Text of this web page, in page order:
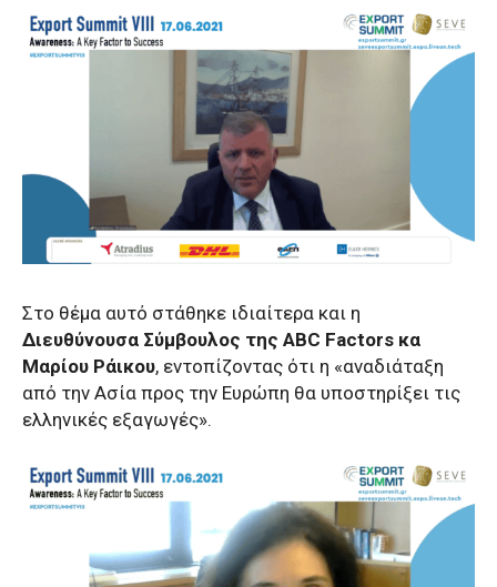
Στο θέμα αυτό στάθηκε ιδιαίτερα και η
Διευθύνουσα Σύμβουλος της ABC Factors κα
Μαρίου Ράικου, εντοπίζοντας ότι η «αναδιάταξη
από την Ασία προς την Ευρώπη θα υποστηρίξει τις
ελληνικές εξαγωγές».